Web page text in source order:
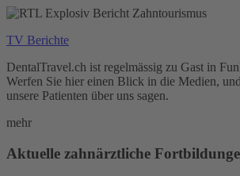
TV Berichte
DentalTravel.ch ist regelmässig zu Gast in
Werfen Sie hier einen Blick in die Medien,
unsere Patienten über uns sagen.
mehr
Aktuelle zahnärztliche